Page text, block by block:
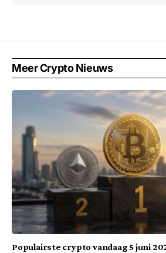
Meer Crypto Nieuws
Populairste crypto vandaag 5 juni